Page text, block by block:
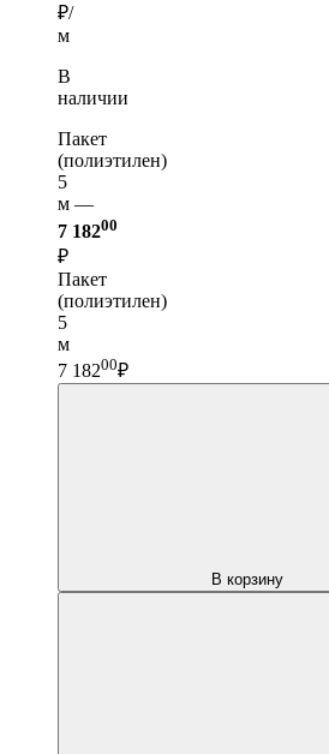
₽/
м
В
наличии
Пакет
(полиэтилен)
5
м —
7 18200
₽
Пакет
(полиэтилен)
5
м
7 18200₽
В корзину